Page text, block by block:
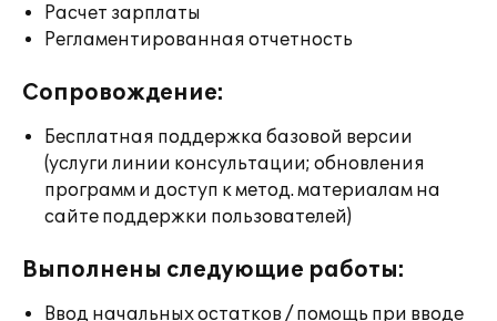
Расчет зарплаты
Регламентированная отчетность
Сопровождение:
Бесплатная поддержка базовой версии
(услуги линии консультации; обновления
программ и доступ к метод. материалам на
сайте поддержки пользователей)
Выполнены следующие работы:
Ввод начальных остатков / помощь при вводе